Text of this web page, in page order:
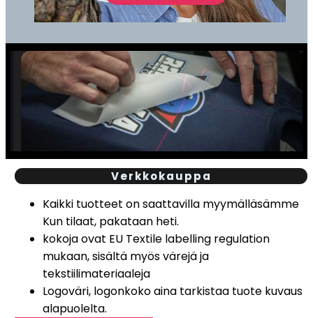
Verkkokauppa
Kaikki tuotteet on saattavilla myymälläsämme
Kun tilaat, pakataan heti.
kokoja ovat EU Textile labelling regulation
mukaan, sisältä myös värejä ja
tekstiilimateriaaleja
Logoväri, logonkoko aina tarkistaa tuote kuvaus
alapuolelta.